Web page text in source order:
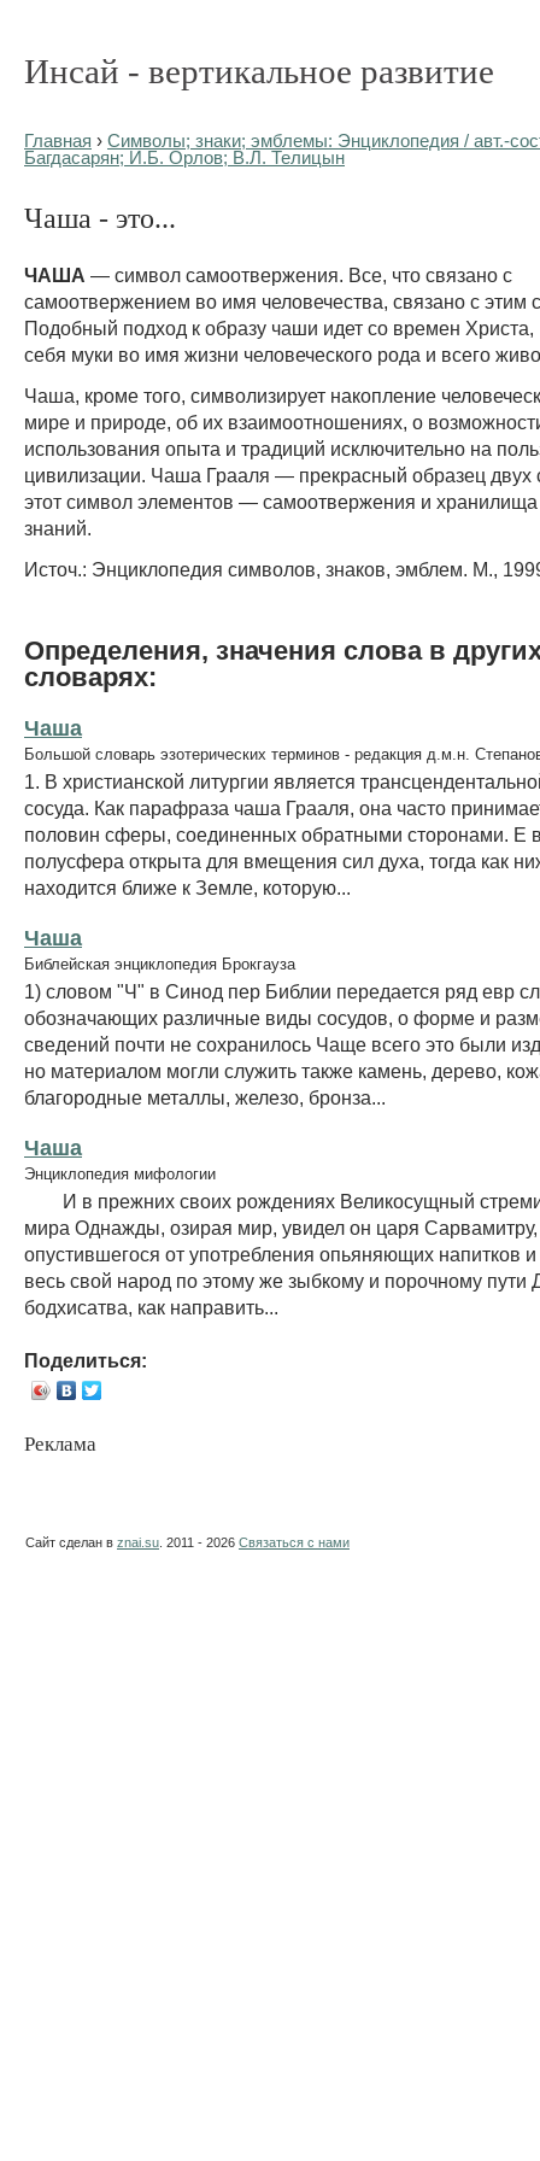
Инсай - вертикальное развитие
Главная › Символы; знаки; эмблемы: Энциклопедия / авт.-
Багдасарян; И.Б. Орлов; В.Л. Телицын
Чаша - это...
ЧАША — символ самоотвержения. Все, что связано с
самоотвержением во имя человечества, связано с этим
Подобный подход к образу чаши идет со времен
себя муки во имя жизни человеческого рода и всего
Чаша, кроме того, символизирует накопление
мире и природе, об их взаимоотношениях, о
использования опыта и традиций исключительно на
цивилизации. Чаша Грааля — прекрасный образец двух
этот символ элементов — самоотвержения и хранилища
знаний.
Источ.: Энциклопедия символов, знаков, эмблем. М.,
Определения, значения слова в
словарях:
Чаша
Большой словарь эзотерических терминов - редакция д.м.н.
1. В христианской литургии является
сосуда. Как парафраза чаша Грааля, она часто
половин сферы, соединенных обратными сторонами. Е
полусфера открыта для вмещения сил духа, тогда как
находится ближе к Земле, которую...
Чаша
Библейская энциклопедия Брокгауза
1) словом "Ч" в Синод пер Библии передается ряд евр
обозначающих различные виды сосудов, о форме и
сведений почти не сохранилось Чаще всего это были
но материалом могли служить также камень, дерево,
благородные металлы, железо, бронза...
Чаша
Энциклопедия мифологии
И в прежних своих рождениях Великосущный
мира Однажды, озирая мир, увидел он царя Сарвамитру,
опустившегося от употребления опьяняющих напитков
весь свой народ по этому же зыбкому и порочному пути
бодхисатва, как направить...
Поделиться:
Реклама
Сайт сделан в znai.su . 2011 - 2026 Связаться с нами